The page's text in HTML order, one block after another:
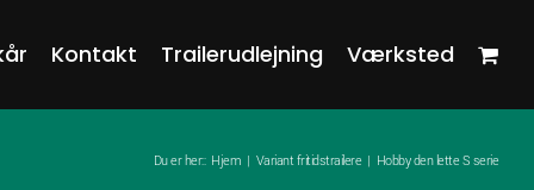
Kontakt Trailerudlejning Værksted
Du er her:: Hjem Variant fritidstrailere Hobby den lette S serie